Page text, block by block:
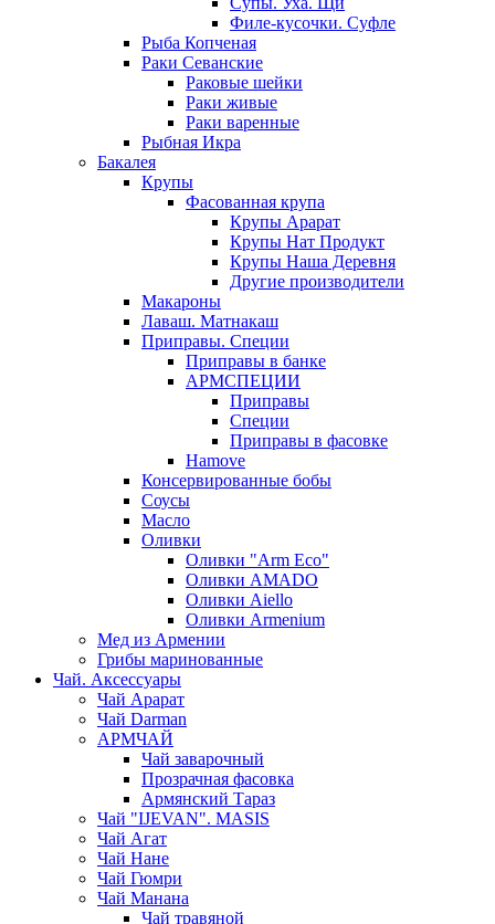
Филе-кусочки. Суфле
Рыба Копченая
Раки Севанские
Раковые шейки
Раки живые
Раки варенные
Рыбная Икра
Бакалея
Крупы
Фасованная крупа
Крупы Арарат
Крупы Нат Продукт
Крупы Наша Деревня
Другие производители
Макароны
Лаваш. Матнакаш
Приправы. Специи
Приправы в банке
АРМСПЕЦИИ
Приправы
Специи
Приправы в фасовке
Hamove
Консервированные бобы
Соусы
Масло
Оливки
Оливки "Arm Eco"
Оливки AMADO
Оливки Aiello
Оливки Armenium
Мед из Армении
Грибы маринованные
Чай. Аксессуары
Чай Арарат
Чай Darman
АРМЧАЙ
Чай заварочный
Прозрачная фасовка
Армянский Тараз
Чай "IJEVAN". MASIS
Чай Агат
Чай Нане
Чай Гюмри
Чай Манана
Чай травяной